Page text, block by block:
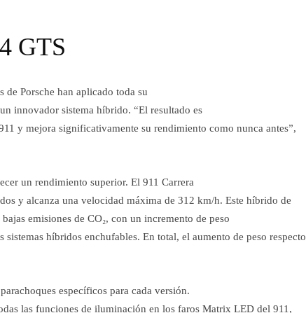
GTS
de Porsche han aplicado toda su
innovador sistema híbrido. “El resultado es
y mejora significativamente su rendimiento como nunca antes”,
un rendimiento superior. El 911 Carrera
y alcanza una velocidad máxima de 312 km/h. Este híbrido de
emisiones de CO₂, con un incremento de peso
híbridos enchufables. En total, el aumento de peso respecto
específicos para cada versión.
las funciones de iluminación en los faros Matrix LED del 911,